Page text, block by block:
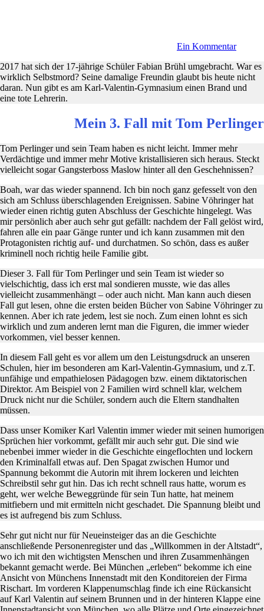
Ein Kommentar
2017 hat sich der 17-jährige Schüler Fabian Brühl umgebracht. War es
wirklich Selbstmord? Seine damalige Freundin glaubt bis heute nicht
daran. Nun gibt es am Karl-Valentin-Gymnasium einen Brand und
eine tote Lehrerin.
Mein 3. Fall mit Tom Perlinger
Tom Perlinger und sein Team haben es nicht leicht. Immer mehr
Verdächtige und immer mehr Motive kristallisieren sich heraus. Steckt
vielleicht sogar Gangsterboss Maslow hinter all den Geschehnissen?
Boah, war das wieder spannend. Ich bin noch ganz gefesselt von den
sich am Schluss überschlagenden Ereignissen. Sabine Vöhringer hat
wieder einen richtig guten Abschluss der Geschichte hingelegt. Was
mir persönlich aber auch sehr gut gefällt: nachdem der Fall gelöst wird,
fahren alle ein paar Gänge runter und ich kann zusammen mit den
Protagonisten richtig auf- und durchatmen. So schön, dass es außer
kriminell noch richtig heile Familie gibt.
Dieser 3. Fall für Tom Perlinger und sein Team ist wieder so
vielschichtig, dass ich erst mal sondieren musste, wie das alles
vielleicht zusammenhängt – oder auch nicht. Man kann auch diesen
Fall gut lesen, ohne die ersten beiden Bücher von Sabine Vöhringer zu
kennen. Aber ich rate jedem, lest sie noch. Zum einen lohnt es sich
wirklich und zum anderen lernt man die Figuren, die immer wieder
vorkommen, viel besser kennen.
In diesem Fall geht es vor allem um den Leistungsdruck an unseren
Schulen, hier im besonderen am Karl-Valentin-Gymnasium, und z.T.
unfähige und empathielosen Pädagogen bzw. einem diktatorischen
Direktor. Am Beispiel von 2 Familien wird schnell klar, welchem
Druck nicht nur die Schüler, sondern auch die Eltern standhalten
müssen.
Dass unser Komiker Karl Valentin immer wieder mit seinen humorigen
Sprüchen hier vorkommt, gefällt mir auch sehr gut. Die sind wie
nebenbei immer wieder in die Geschichte eingeflochten und lockern
den Kriminalfall etwas auf. Den Spagat zwischen Humor und
Spannung bekommt die Autorin mit ihrem lockeren und leichten
Schreibstil sehr gut hin. Das ich recht schnell raus hatte, worum es
geht, wer welche Beweggründe für sein Tun hatte, hat meinem
mitfiebern und mit ermitteln nicht geschadet. Die Spannung bleibt und
es ist aufregend bis zum Schluss.
Sehr gut nicht nur für Neueinsteiger das an die Geschichte
anschließende Personenregister und das „Willkommen in der Altstadt“,
wo ich mit den wichtigsten Menschen und ihren Zusammenhängen
bekannt gemacht werde. Bei München „erleben“ bekomme ich eine
Ansicht von Münchens Innenstadt mit den Konditoreien der Firma
Rischart. Im vorderen Klappenumschlag finde ich eine Rückansicht
auf Karl Valentin auf seinem Brunnen und in der hinteren Klappe eine